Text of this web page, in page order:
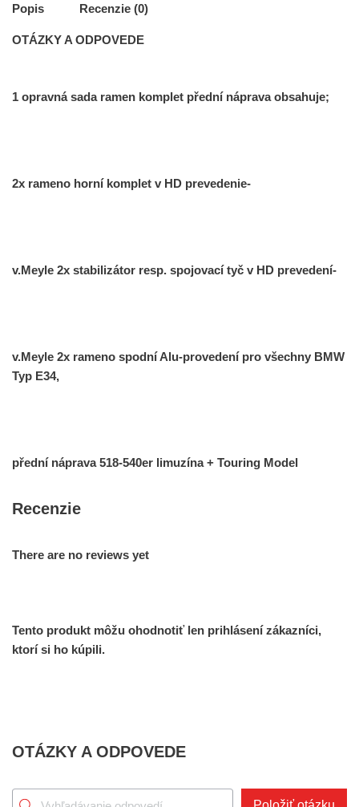
Popis Recenzie (0)
OTÁZKY A ODPOVEDE
1 opravná sada ramen komplet přední náprava obsahuje;
2x rameno horní komplet v HD prevedenie-
v.Meyle 2x stabilizátor resp. spojovací tyč v HD prevedení-
v.Meyle 2x rameno spodní Alu-provedení pro všechny BMW
Typ E34,
přední náprava 518-540er limuzína + Touring Model
Recenzie
There are no reviews yet
Tento produkt môžu ohodnotiť len prihlásení zákazníci,
ktorí si ho kúpili.
OTÁZKY A ODPOVEDE